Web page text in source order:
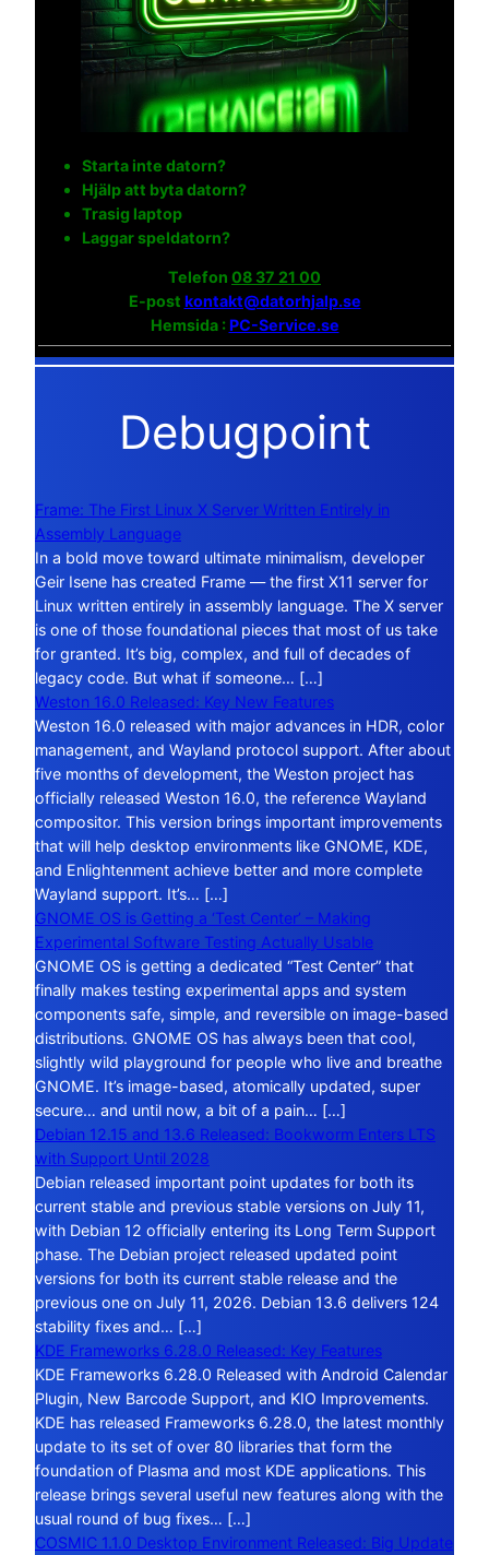
Starta inte datorn?
Hjälp att byta datorn?
Trasig laptop
Laggar speldatorn?
Telefon 08 37 21 00
E-post kontakt@datorhjalp.se
Hemsida :PC-Service.se
Debugpoint
Frame: The First Linux X Server Written Entirely in
Assembly Language
In a bold move toward ultimate minimalism, developer
Geir Isene has created Frame — the first X11 server for
Linux written entirely in assembly language. The X server
is one of those foundational pieces that most of us take
for granted. It’s big, complex, and full of decades of
legacy code. But what if someone… […]
Weston 16.0 Released: Key New Features
Weston 16.0 released with major advances in HDR, color
management, and Wayland protocol support. After about
five months of development, the Weston project has
officially released Weston 16.0, the reference Wayland
compositor. This version brings important improvements
that will help desktop environments like GNOME, KDE,
and Enlightenment achieve better and more complete
Wayland support. It’s… […]
GNOME OS is Getting a ‘Test Center’ – Making
Experimental Software Testing Actually Usable
GNOME OS is getting a dedicated “Test Center” that
finally makes testing experimental apps and system
components safe, simple, and reversible on image-based
distributions. GNOME OS has always been that cool,
slightly wild playground for people who live and breathe
GNOME. It’s image-based, atomically updated, super
secure… and until now, a bit of a pain… […]
Debian 12.15 and 13.6 Released: Bookworm Enters LTS
with Support Until 2028
Debian released important point updates for both its
current stable and previous stable versions on July 11,
with Debian 12 officially entering its Long Term Support
phase. The Debian project released updated point
versions for both its current stable release and the
previous one on July 11, 2026. Debian 13.6 delivers 124
stability fixes and… […]
KDE Frameworks 6.28.0 Released: Key Features
KDE Frameworks 6.28.0 Released with Android Calendar
Plugin, New Barcode Support, and KIO Improvements.
KDE has released Frameworks 6.28.0, the latest monthly
update to its set of over 80 libraries that form the
foundation of Plasma and most KDE applications. This
release brings several useful new features along with the
usual round of bug fixes… […]
COSMIC 1.1.0 Desktop Environment Released: Big Update